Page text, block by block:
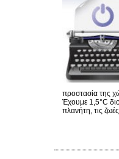
προστασία της
Έχουμε 1,5°C
πλανήτη, τις